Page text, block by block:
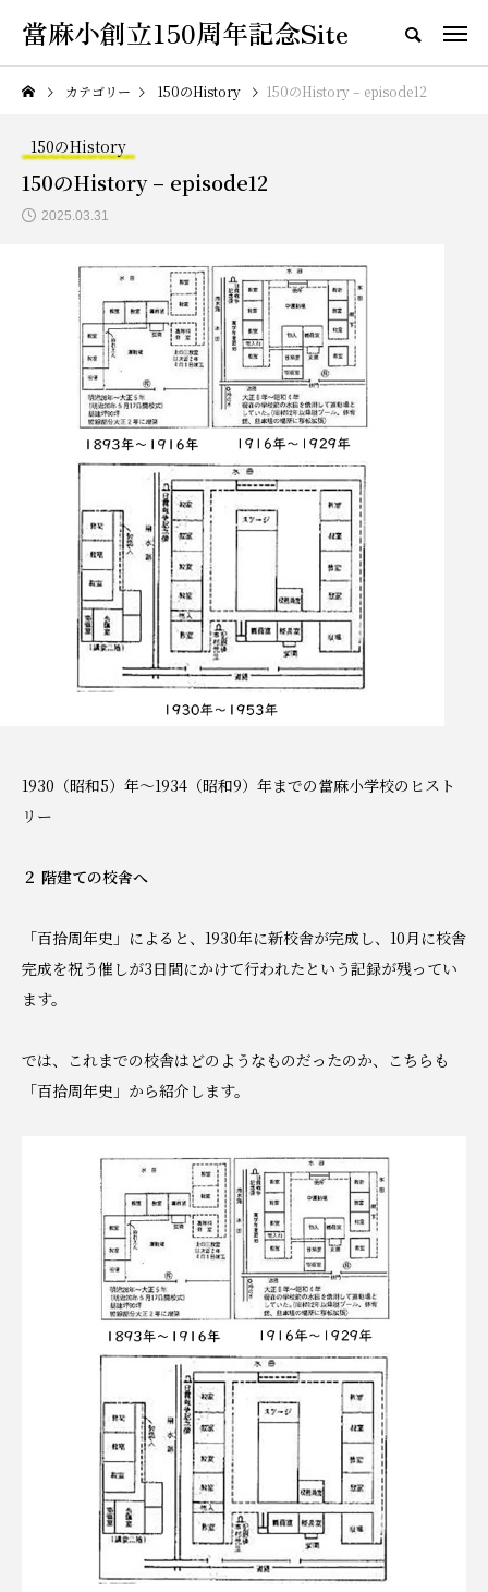
當麻小創立150周年記念Site
カテゴリー 150のHistory 150のHistory – episode12
150のHistory
150のHistory – episode12
2025.03.31
1930（昭和5）年～1934（昭和9）年までの當麻小学校のヒスト
リー
２ 階建ての校舎へ
「百拾周年史」によると、1930年に新校舎が完成し、10月に校舎
完成を祝う催しが3日間にかけて行われたという記録が残ってい
ます。
では、これまでの校舎はどのようなものだったのか、こちらも
「百拾周年史」から紹介します。